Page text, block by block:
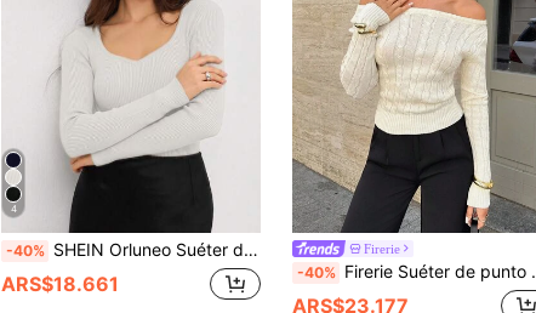
4
-40% SHEIN Orluneo Suéter de punto acanalado de manga larga ajustado de unicolor casual para mujer, otoño/invierno
ARS$18.661
Firerie
-40% Firerie Suéter de punto ajustado de manga larga con hombros oblicuos, nuevo y elegante, con patrón floral texturizado, para uso casual y de oficina, otoño/invierno
ARS$23.177